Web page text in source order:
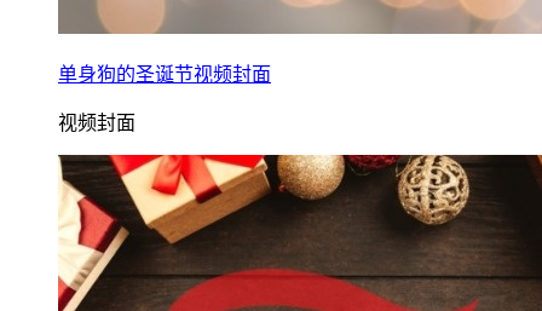
单身狗的圣诞节视频封面
视频封面